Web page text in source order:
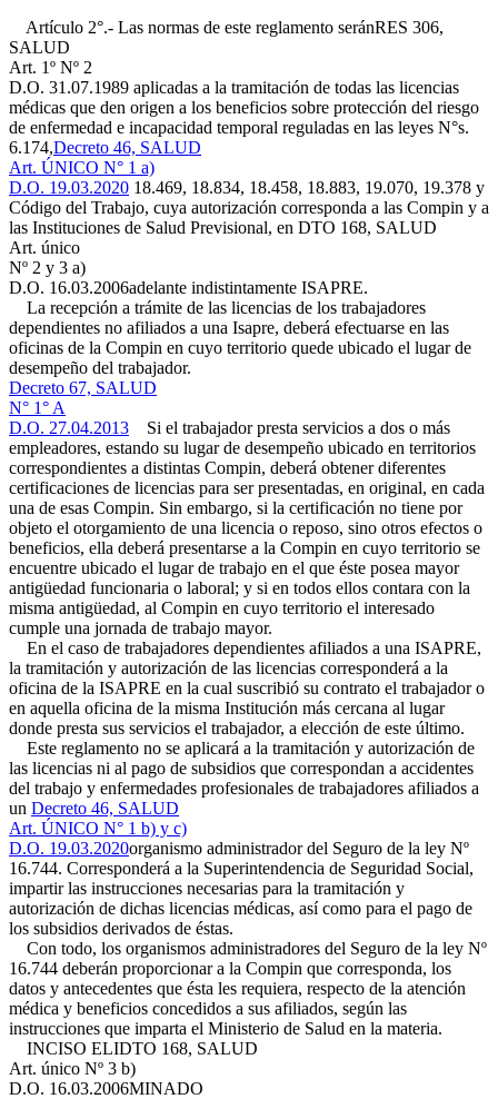
Artículo 2°.- Las normas de este reglamento seránRES 306,
SALUD
Art. 1º Nº 2
D.O. 31.07.1989 aplicadas a la tramitación de todas las licencias
médicas que den origen a los beneficios sobre protección del riesgo
de enfermedad e incapacidad temporal reguladas en las leyes N°s.
6.174,Decreto 46, SALUD
Art. ÚNICO N° 1 a)
D.O. 19.03.2020 18.469, 18.834, 18.458, 18.883, 19.070, 19.378 y
Código del Trabajo, cuya autorización corresponda a las Compin y a
las Instituciones de Salud Previsional, en DTO 168, SALUD
Art. único
Nº 2 y 3 a)
D.O. 16.03.2006adelante indistintamente ISAPRE.
La recepción a trámite de las licencias de los trabajadores
dependientes no afiliados a una Isapre, deberá efectuarse en las
oficinas de la Compin en cuyo territorio quede ubicado el lugar de
desempeño del trabajador.
Decreto 67, SALUD
N° 1° A
D.O. 27.04.2013 Si el trabajador presta servicios a dos o más
empleadores, estando su lugar de desempeño ubicado en territorios
correspondientes a distintas Compin, deberá obtener diferentes
certificaciones de licencias para ser presentadas, en original, en cada
una de esas Compin. Sin embargo, si la certificación no tiene por
objeto el otorgamiento de una licencia o reposo, sino otros efectos o
beneficios, ella deberá presentarse a la Compin en cuyo territorio se
encuentre ubicado el lugar de trabajo en el que éste posea mayor
antigüedad funcionaria o laboral; y si en todos ellos contara con la
misma antigüedad, al Compin en cuyo territorio el interesado
cumple una jornada de trabajo mayor.
En el caso de trabajadores dependientes afiliados a una ISAPRE,
la tramitación y autorización de las licencias corresponderá a la
oficina de la ISAPRE en la cual suscribió su contrato el trabajador o
en aquella oficina de la misma Institución más cercana al lugar
donde presta sus servicios el trabajador, a elección de este último.
Este reglamento no se aplicará a la tramitación y autorización de
las licencias ni al pago de subsidios que correspondan a accidentes
del trabajo y enfermedades profesionales de trabajadores afiliados a
un Decreto 46, SALUD
Art. ÚNICO N° 1 b) y c)
D.O. 19.03.2020organismo administrador del Seguro de la ley Nº
16.744. Corresponderá a la Superintendencia de Seguridad Social,
impartir las instrucciones necesarias para la tramitación y
autorización de dichas licencias médicas, así como para el pago de
los subsidios derivados de éstas.
Con todo, los organismos administradores del Seguro de la ley Nº
16.744 deberán proporcionar a la Compin que corresponda, los
datos y antecedentes que ésta les requiera, respecto de la atención
médica y beneficios concedidos a sus afiliados, según las
instrucciones que imparta el Ministerio de Salud en la materia.
INCISO ELIDTO 168, SALUD
Art. único Nº 3 b)
D.O. 16.03.2006MINADO